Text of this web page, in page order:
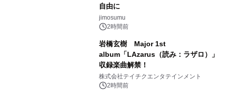
自由に
jimosumu
2時間前
岩橋玄樹 Major 1st
album「LAzarus（読み：ラザロ）」
収録楽曲解禁！
株式会社テイチクエンタテインメント
2時間前